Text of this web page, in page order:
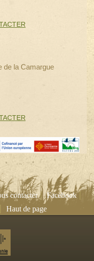
de la Camargue
contacter|Facebook|
Haut de page